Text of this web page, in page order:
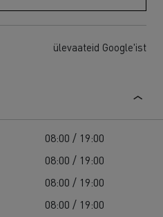
ülevaateid Google'ist
08:00 / 19:00
08:00 / 19:00
08:00 / 19:00
08:00 / 19:00